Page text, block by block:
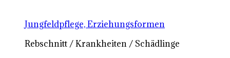
Jungfeldpflege, Erziehungsformen
Rebschnitt / Krankheiten / Schädlinge